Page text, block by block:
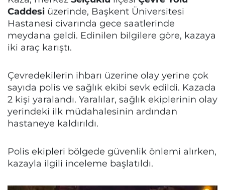
Caddesi üzerinde, Başkent Üniversitesi
Hastanesi civarında gece saatlerinde
meydana geldi. Edinilen bilgilere göre, kazaya
iki araç karıştı.
Çevredekilerin ihbarı üzerine olay yerine çok
sayıda polis ve sağlık ekibi sevk edildi. Kazada
2 kişi yaralandı. Yaralılar, sağlık ekiplerinin olay
yerindeki ilk müdahalesinin ardından
hastaneye kaldırıldı.
Polis ekipleri bölgede güvenlik önlemi alırken,
kazayla ilgili inceleme başlatıldı.